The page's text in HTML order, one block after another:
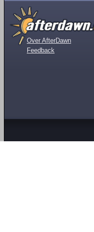
Over AfterDawn
Feedback